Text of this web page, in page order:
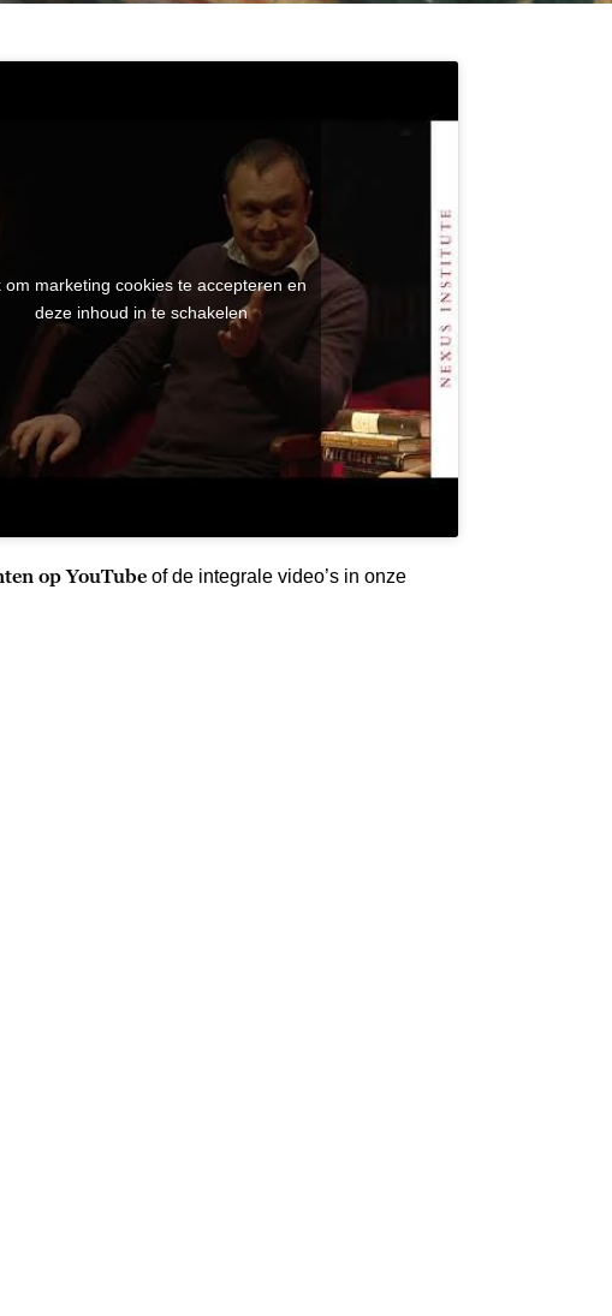
om marketing cookies te accepteren en
deze inhoud in te schakelen
op YouTube of de integrale video’s in onze